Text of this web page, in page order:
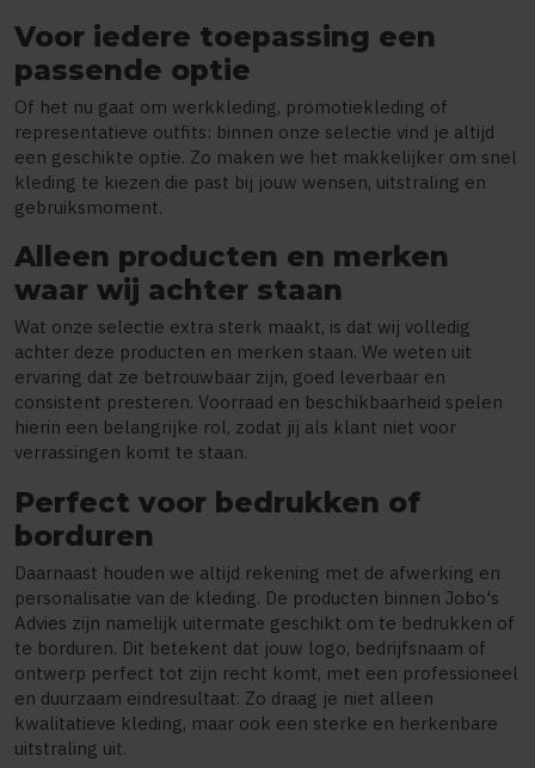
Voor iedere toepassing een
passende optie
Of het nu gaat om werkkleding, promotiekleding of
representatieve outfits: binnen onze selectie vind je altijd
een geschikte optie. Zo maken we het makkelijker om snel
kleding te kiezen die past bij jouw wensen, uitstraling en
gebruiksmoment.
Alleen producten en merken
waar wij achter staan
Wat onze selectie extra sterk maakt, is dat wij volledig
achter deze producten en merken staan. We weten uit
ervaring dat ze betrouwbaar zijn, goed leverbaar en
consistent presteren. Voorraad en beschikbaarheid spelen
hierin een belangrijke rol, zodat jij als klant niet voor
verrassingen komt te staan.
Perfect voor bedrukken of
borduren
Daarnaast houden we altijd rekening met de afwerking en
personalisatie van de kleding. De producten binnen Jobo's
Advies zijn namelijk uitermate geschikt om te bedrukken of
te borduren. Dit betekent dat jouw logo, bedrijfsnaam of
ontwerp perfect tot zijn recht komt, met een professioneel
en duurzaam eindresultaat. Zo draag je niet alleen
kwalitatieve kleding, maar ook een sterke en herkenbare
uitstraling uit.